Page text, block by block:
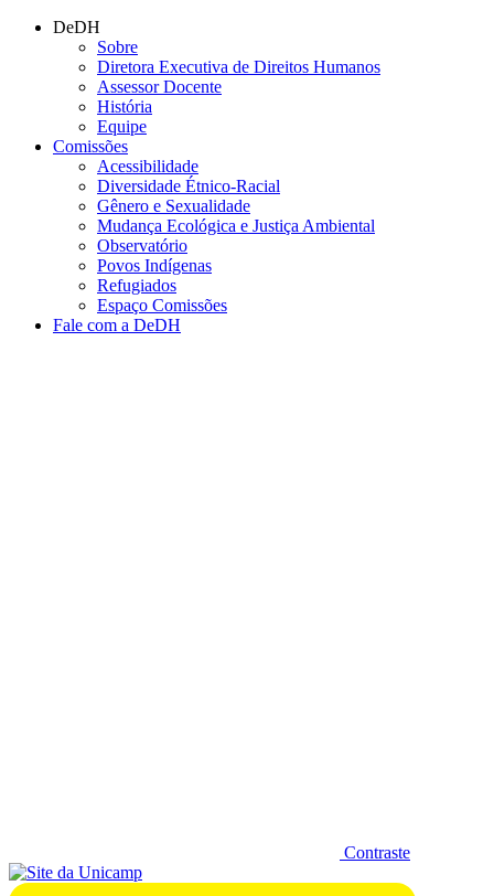
Conteúdo principal
DeDH
Sobre
Diretora Executiva de Direitos Humanos
Assessor Docente
História
Equipe
Comissões
Acessibilidade
Diversidade Étnico-Racial
Gênero e Sexualidade
Mudança Ecológica e Justiça Ambiental
Observatório
Povos Indígenas
Refugiados
Espaço Comissões
Fale com a DeDH
Contraste